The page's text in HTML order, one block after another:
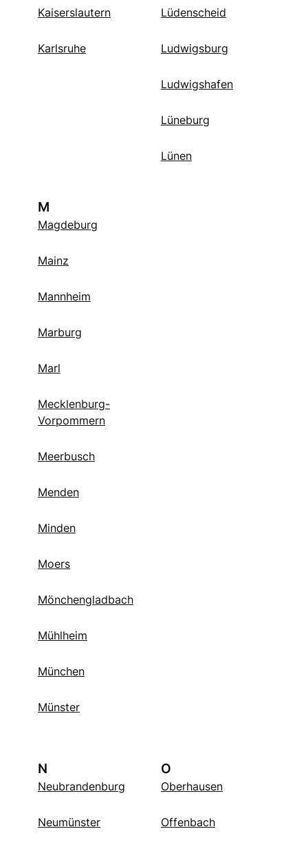
Kaiserslautern
Karlsruhe
Lüdenscheid
Ludwigsburg
Ludwigshafen
Lüneburg
Lünen
M
Magdeburg
Mainz
Mannheim
Marburg
Marl
Mecklenburg-
Vorpommern
Meerbusch
Menden
Minden
Moers
Mönchengladbach
Mühlheim
München
Münster
N
Neubrandenburg
Neumünster
O
Oberhausen
Offenbach